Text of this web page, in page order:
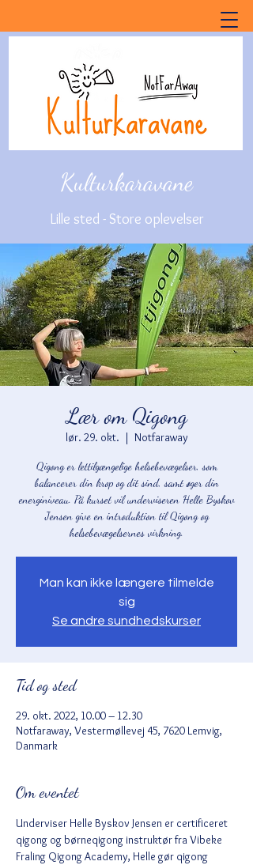
Kulturkaravane
Lille sted - Store oplevelser
Lær om Qigong
lør. 29. okt.
  |
Notfaraway
Qigong er lettilgængelige helsebevægelser, som
balancerer din krop og dit sind, samt øger din
energiniveau. På kurset vil underviseren Helle Byskov
Jensen give en introduktion til Qigong og
helsebevægelsernes virkning.
Man kan ikke længere tilmelde
sig
Se andre sundhedskurser
Tid og sted
29. okt. 2022, 10.00 – 12.30
Notfaraway, Vestermøllevej 45, 7620 Lemvig,
Danmark
Om eventet
Underviser Helle Byskov Jensen er certificeret
qigong og børneqigong instruktør fra Vibeke
Fraling Qigong Academy, Helle gør qigong